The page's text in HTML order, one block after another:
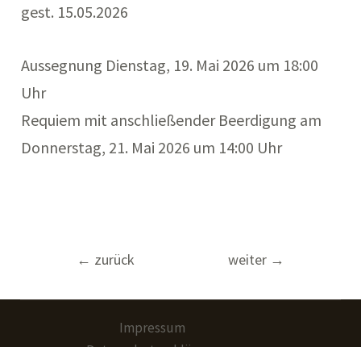
gest. 15.05.2026
Aussegnung Dienstag, 19. Mai 2026 um 18:00
Uhr
Requiem mit anschließender Beerdigung am
Donnerstag, 21. Mai 2026 um 14:00 Uhr
Beitragsnavigation
← zurück weiter →
Impressum